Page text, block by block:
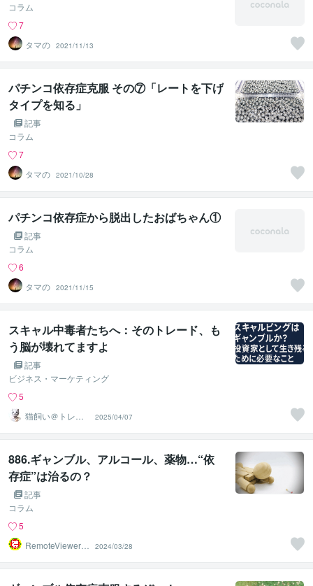
コラム
7
タマの 2021/11/13
パチンコ依存症克服 その⑦「レートを下げ
タイプを知る」
記事
コラム
7
タマの 2021/10/28
パチンコ依存症から脱出したおばちゃん①
記事
コラム
6
タマの 2021/11/15
スキャル中毒者たちへ：そのトレード、も
う脳が壊れてますよ
記事
ビジネス・マーケティング
5
猫飼い＠トレー
ドコーチ
2025/04/07
886.ギャンブル、アルコール、薬物…“依
存症”は治るの？
記事
コラム
5
RemoteViewer導
2024/03/28